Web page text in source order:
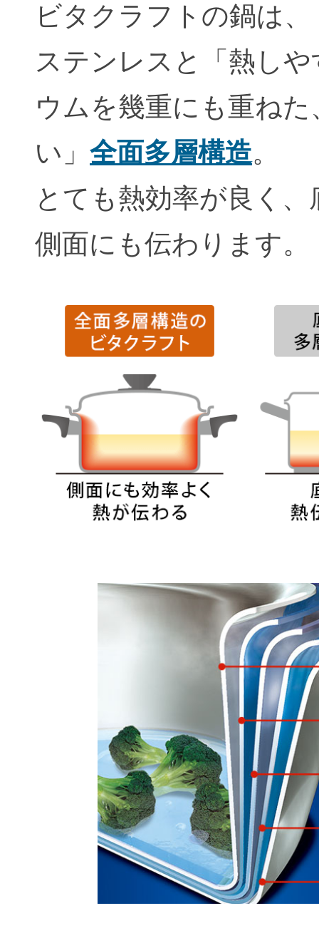
ビタクラフトの鍋は
ステンレスと「熱し
ウムを幾重にも重ね
い」 全面多層構造。
とても熱効率が良く
側面にも伝わります。